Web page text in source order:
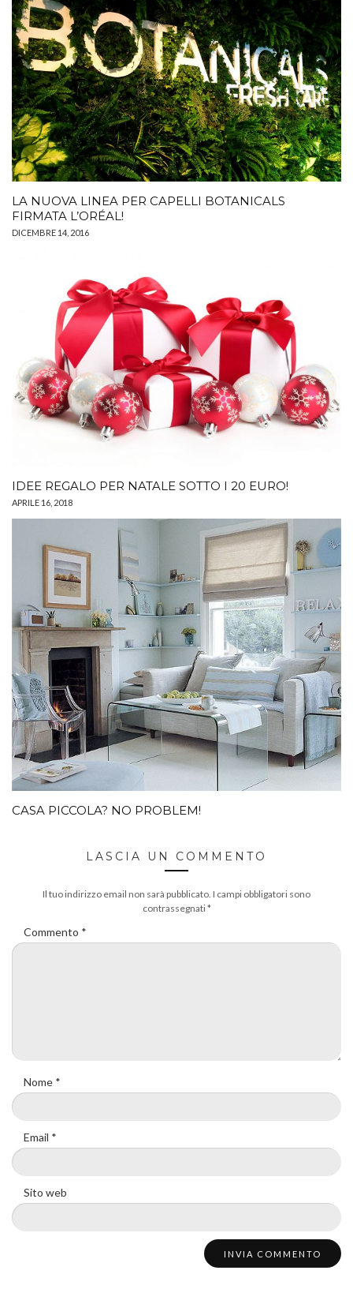
LA NUOVA LINEA PER CAPELLI BOTANICALS
FIRMATA L’ORÉAL!
DICEMBRE 14, 2016
IDEE REGALO PER NATALE SOTTO I 20 EURO!
APRILE 16, 2018
CASA PICCOLA? NO PROBLEM!
LASCIA UN COMMENTO
Il tuo indirizzo email non sarà pubblicato. I campi obbligatori sono
contrassegnati*
Commento *
Nome *
Email *
Sito web